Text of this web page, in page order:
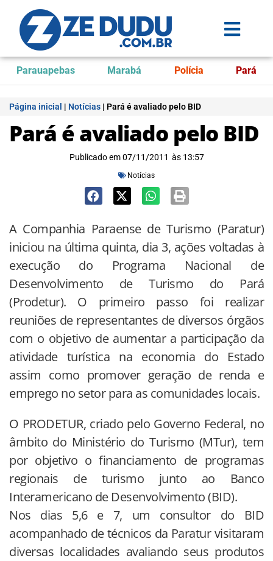
Parauapebas Marabá Polícia Pará
Página inicial | Notícias | Pará é avaliado pelo BID
Pará é avaliado pelo BID
Publicado em 07/11/2011 às 13:57
Notícias
A Companhia Paraense de Turismo (Paratur)
iniciou na última quinta, dia 3, ações voltadas à
execução do Programa Nacional de
Desenvolvimento de Turismo do Pará
(Prodetur). O primeiro passo foi realizar
reuniões de representantes de diversos órgãos
com o objetivo de aumentar a participação da
atividade turística na economia do Estado
assim como promover geração de renda e
emprego no setor para as comunidades locais.
O PRODETUR, criado pelo Governo Federal, no
âmbito do Ministério do Turismo (MTur), tem
por objetivo o financiamento de programas
regionais de turismo junto ao Banco
Interamericano de Desenvolvimento (BID).
Nos dias 5,6 e 7, um consultor do BID
acompanhado de técnicos da Paratur visitaram
diversas localidades avaliando seus produtos